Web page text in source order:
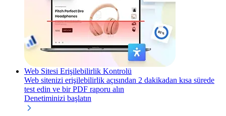
Web Sitesi Erişilebilirlik Kontrolü
Web sitenizi erişilebilirlik açısından 2 dakikadan kısa sürede
test edin ve bir PDF raporu alın
Denetiminizi başlatın